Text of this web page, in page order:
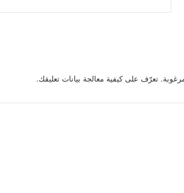
تعرّف على كيفية معالجة بيانات تعليقك.